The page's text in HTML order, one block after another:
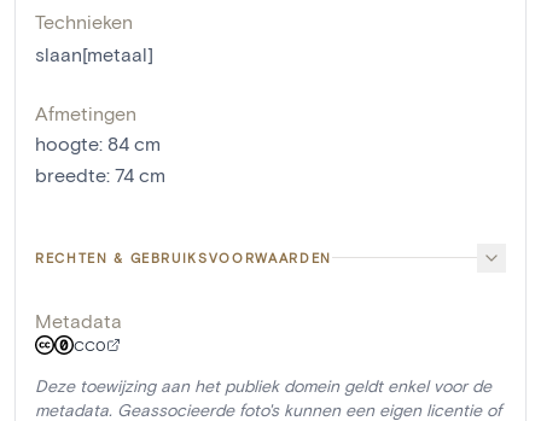
Technieken
slaan[metaal]
Afmetingen
hoogte: 84 cm
breedte: 74 cm
RECHTEN & GEBRUIKSVOORWAARDEN
Metadata
CC0
Deze toewijzing aan het publiek domein geldt enkel voor de
metadata. Geassocieerde foto's kunnen een eigen licentie of